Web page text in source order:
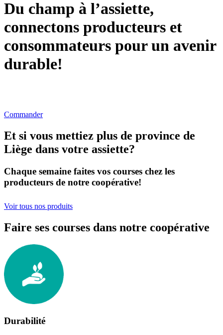
Du champ à l’assiette,
connectons producteurs et
consommateurs pour un avenir
durable!
Commander
Et si vous mettiez plus de province de
Liège dans votre assiette?
Chaque semaine faites vos courses chez les
producteurs de notre coopérative!
Voir tous nos produits
Faire ses courses dans notre coopérative
Durabilité